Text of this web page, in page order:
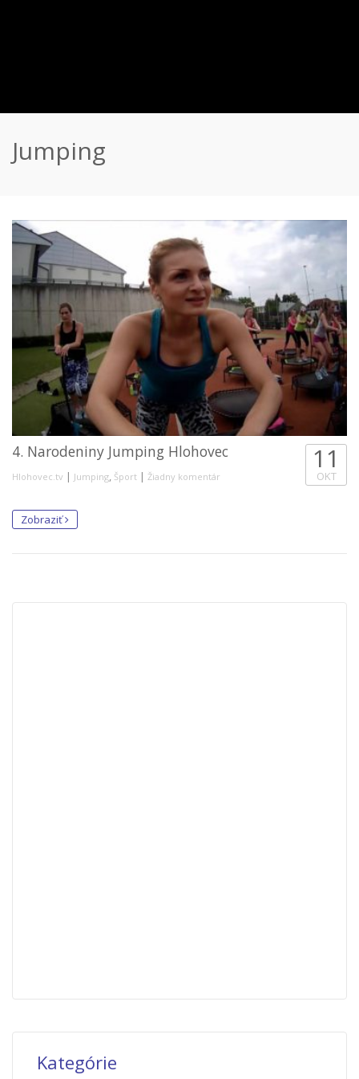
Jumping
4. Narodeniny Jumping Hlohovec
Hlohovec.tv | Jumping, Šport | Žiadny komentár
11
OKT
Zobraziť
Kategórie